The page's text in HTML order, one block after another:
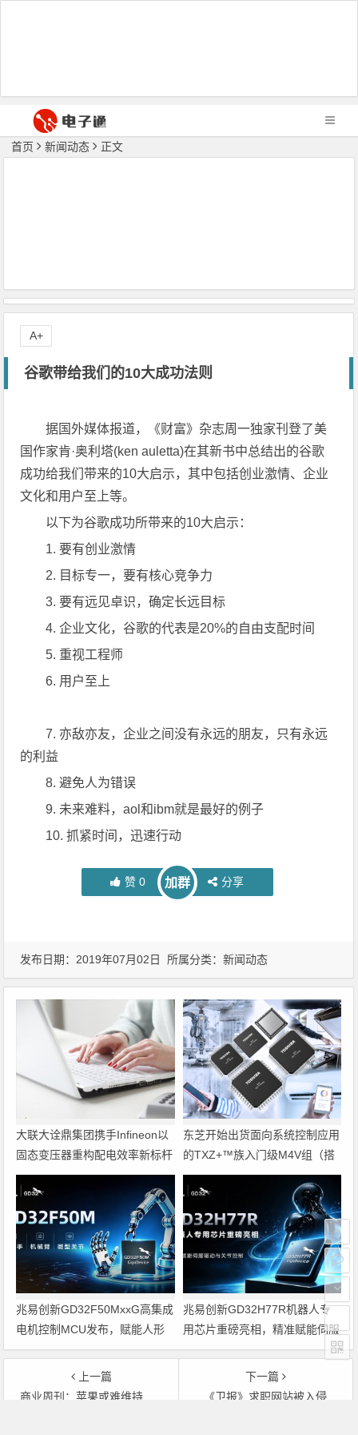
首页 新闻动态 正文
谷歌带给我们的10大成功法则
据国外媒体报道，《财富》杂志周一独家刊登了美
国作家肯·奥利塔(ken auletta)在其新书中总结出的谷歌
成功给我们带来的10大启示，其中包括创业激情、企业
文化和用户至上等。
以下为谷歌成功所带来的10大启示：
1. 要有创业激情
2. 目标专一，要有核心竞争力
3. 要有远见卓识，确定长远目标
4. 企业文化，谷歌的代表是20%的自由支配时间
5. 重视工程师
6. 用户至上
7. 亦敌亦友，企业之间没有永远的朋友，只有永远
的利益
8. 避免人为错误
9. 未来难料，aol和ibm就是最好的例子
10. 抓紧时间，迅速行动
赞 0 加群 分享
A+
发布日期：2019年07月02日 所属分类：新闻动态
大联大诠鼎集团携手Infineon以
固态变压器重构配电效率新标杆
东芝开始出货面向系统控制应用
的TXZ+™族入门级M4V组（搭
载Arm Cortex‑M4内核的标准微
控制器）工程样品
兆易创新GD32F50MxxG高集成
电机控制MCU发布，赋能人形
机器人关节驱动革新
兆易创新GD32H77R机器人专
用芯片重磅亮相，精准赋能伺服
驱动与关节控制
上一篇
商业周刊：苹果或难维持高速增长
下一篇
《卫报》求职网站被入侵